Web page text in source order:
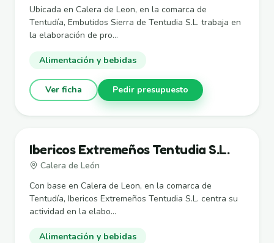
Ubicada en Calera de Leon, en la comarca de
Tentudía, Embutidos Sierra de Tentudia S.L. trabaja en
la elaboración de pro...
Alimentación y bebidas
Ver ficha Pedir presupuesto
Ibericos Extremeños Tentudia S.L.
Calera de León
Con base en Calera de Leon, en la comarca de
Tentudía, Ibericos Extremeños Tentudia S.L. centra su
actividad en la elabo...
Alimentación y bebidas